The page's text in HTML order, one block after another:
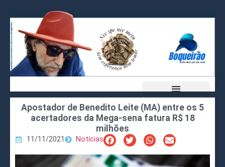
Apostador de Benedito Leite (MA) entre os 5
acertadores da Mega-sena fatura R$ 18
milhões
11/11/2021 Notícias